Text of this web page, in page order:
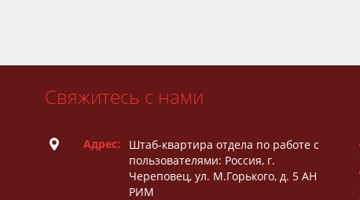
Свяжитесь с нами
Адрес:
Штаб-квартира отдела по работе с
пользователями: Россия, г.
Череповец, ул. М.Горького, д. 5 АН
РИМ